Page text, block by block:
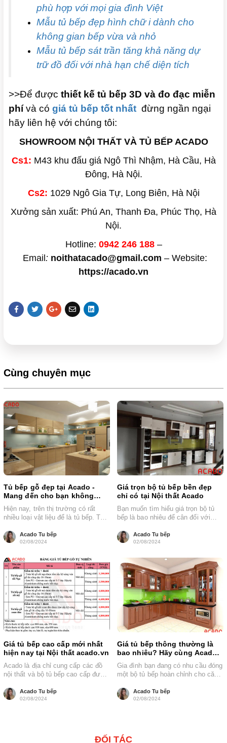
phù hợp với mọi gia đình Việt
Mẫu tủ bếp đẹp hình chữ i dành cho
không gian bếp vừa và nhỏ
Mẫu tủ bếp sát trần tăng khả năng dự
trữ đồ đối với nhà hạn chế diện tích
>>Để được thiết kế tủ bếp 3D và đo đạc miễn
phívà có giá tủ bếp tốt nhất đừng ngần ngại
hãy liên hệ với chúng tôi:
SHOWROOM NỘI THẤT VÀ TỦ BẾP ACADO
Cs1: M43 khu đấu giá Ngô Thì Nhậm, Hà Cầu, Hà
Đông, Hà Nội.
Cs2: 1029 Ngô Gia Tự, Long Biên, Hà Nội
Xưởng sản xuất: Phú An, Thanh Đa, Phúc Thọ, Hà
Nội.
Hotline: 0942 246 188 –
Email : noithatacado@gmail.com – Website:
https://acado.vn
Cùng chuyên mục
Tủ bếp gỗ đẹp tại Acado -
Mang đến cho bạn không
gian bếp đáng sống
Hiện nay, trên thị trường có rất
nhiều loại vật liệu để là tủ bếp. Tuy
Acado Tu bếp
02/08/2024
Giá trọn bộ tủ bếp bền đẹp
chỉ có tại Nội thất Acado
Bạn muốn tìm hiểu giá trọn bộ tủ
bếp là bao nhiêu để cân đối với
Acado Tu bếp
02/08/2024
Giá tủ bếp cao cấp mới nhất
hiện nay tại Nội thất acado.vn
Acado là địa chỉ cung cấp các đồ
nội thất và bộ tủ bếp cao cấp đươc
Acado Tu bếp
02/08/2024
Giá tủ bếp thông thường là
bao nhiêu? Hãy cùng Acado
tìm hiểu
Gia đình bạn đang có nhu cầu đóng
một bộ tủ bếp hoàn chỉnh cho căn
Acado Tu bếp
02/08/2024
ĐỐI TÁC